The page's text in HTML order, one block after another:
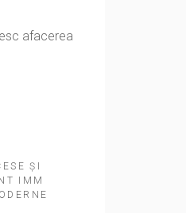
afacerea
ȘI
IMM